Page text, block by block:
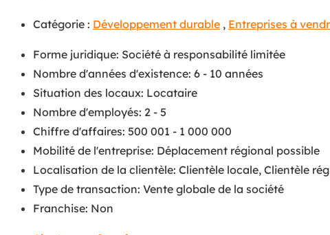
Catégorie : Développement durable , Entreprises à
Forme juridique: Société à responsabilité limitée
Nombre d'années d'existence: 6 - 10 années
Situation des locaux: Locataire
Nombre d'employés: 2 - 5
Chiffre d'affaires: 500 001 - 1 000 000
Mobilité de l'entreprise: Déplacement régional possible
Localisation de la clientèle: Clientèle locale, Clientèle
Type de transaction: Vente globale de la société
Franchise: Non